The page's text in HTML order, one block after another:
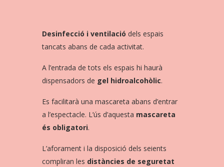
Desinfecció i ventilació dels espais
tancats abans de cada activitat.
A l’entrada de tots els espais hi haurà
dispensadors de gel hidroalcohòlic.
Es facilitarà una mascareta abans d’entrar
a l’espectacle. L’ús d’aquesta mascareta
és obligatori.
L’aforament i la disposició dels seients
compliran les distàncies de seguretat